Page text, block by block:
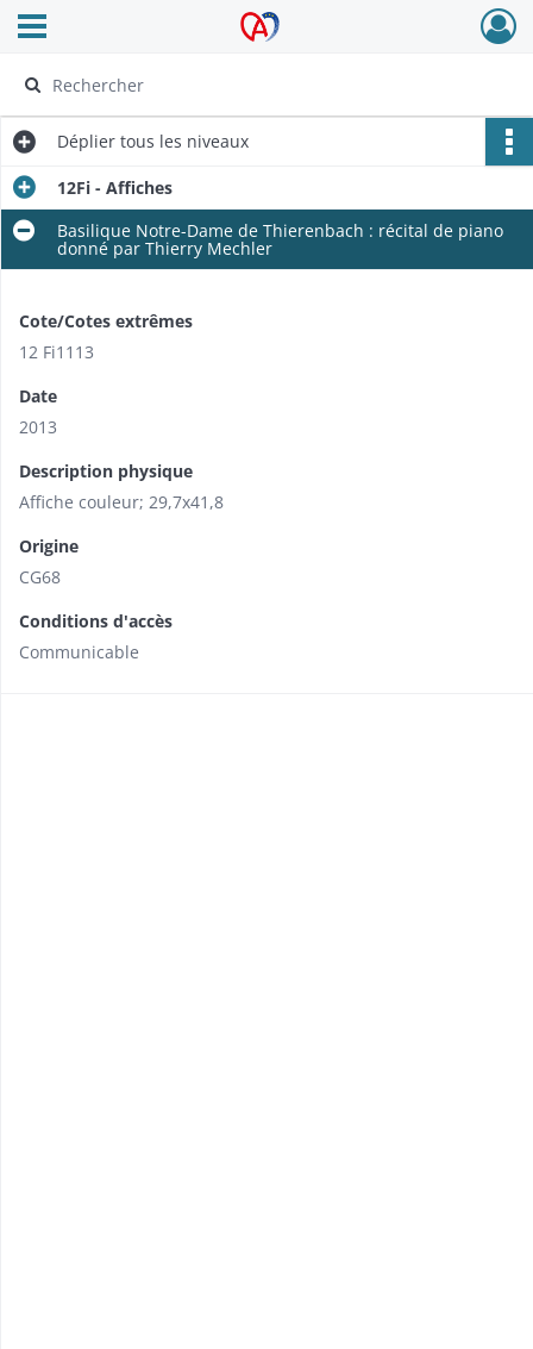
Archives Alsace - Colmar
Ouvrir le menu déroulant
Déplier tous les niveaux
12Fi - Affiches
Basilique Notre-Dame de Thierenbach : récital de piano
donné par Thierry Mechler
Cote/Cotes extrêmes
12 Fi1113
Date
2013
Description physique
Affiche couleur; 29,7x41,8
Origine
CG68
Conditions d'accès
Communicable